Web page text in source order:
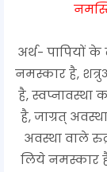
अर्थ- पापियों
नमस्कार है,
है,
है, जाग्रत्
अवस्था वाले
लिये नमस्कार